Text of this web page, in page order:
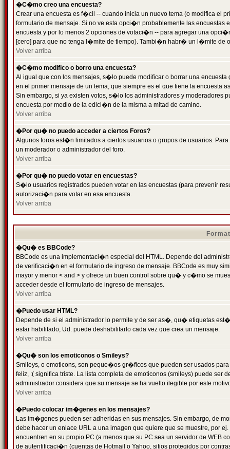
�C�mo creo una encuesta?
Crear una encuesta es f�cil -- cuando inicia un nuevo tema (o modifica el
formulario de mensaje. Si no ve esta opci�n probablemente las
encuesta y por lo menos 2 opciones de votaci�n -- para agregar una
[cero] para que no tenga l�mite de tiempo). Tambi�n habr� un l�mite de
Volver arriba
�C�mo modifico o borro una encuesta?
Al igual que con los mensajes, s�lo puede modificar o borrar una
en el primer mensaje de un tema, que siempre es el que tiene la encuesta
Sin embargo, si ya existen votos, s�lo los administradores y moderadores
encuesta por medio de la edici�n de la misma a mitad de camino.
Volver arriba
�Por qu� no puedo acceder a ciertos Foros?
Algunos foros est�n limitados a ciertos usuarios o grupos de usuarios.
un moderador o administrador del foro.
Volver arriba
�Por qu� no puedo votar en encuestas?
S�lo usuarios registrados pueden votar en las encuestas (para prevenir
autorizaci�n para votar en esa encuesta.
Volver arriba
�Qu� es BBCode?
BBCode es una implementaci�n especial del HTML. Depende del
de verificaci�n en el formulario de ingreso de mensaje. BBCode es muy
mayor y menor < and > y ofrece un buen control sobre qu� y c�mo se
acceder desde el formulario de ingreso de mensajes.
Volver arriba
�Puedo usar HTML?
Depende de si el administrador lo permite y de ser as�, qu� etiquetas
estar habilitado, Ud. puede deshabilitarlo cada vez que crea un mensaje.
Volver arriba
�Qu� son los emoticonos o Smileys?
Smileys, o emoticons, son peque�os gr�ficos que pueden ser usados
feliz, :( significa triste. La lista completa de emoticonos (smileys) puede
administrador considera que su mensaje se ha vuelto ilegible por este
Volver arriba
�Puedo colocar im�genes en los mensajes?
Las im�genes pueden ser adheridas en sus mensajes. Sin embargo, de
debe hacer un enlace URL a una imagen que quiere que se muestre, por
encuentren en su propio PC (a menos que su PC sea un servidor de
de autentificaci�n (cuentas de Hotmail o Yahoo, sitios protegidos por